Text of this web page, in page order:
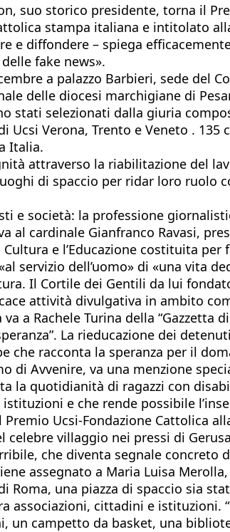
suo storico presidente, torna il
stampa italiana e intitolato
e diffondere – spiega
fake news».
a palazzo Barbieri, sede del
delle diocesi marchigiane di
stati selezionati dalla giuria
Ucsi Verona, Trento e Veneto .
Italia.
attraverso la riabilitazione del
di spaccio per ridar loro
e società: la professione
al cardinale Gianfranco Ravasi,
e l’Educazione costituita
servizio dell’uomo» di «una vita
Il Cortile dei Gentili da lui
attività divulgativa in ambito
a Rachele Turina della
La rieducazione dei
che racconta la speranza per il
di Avvenire, va una menzione
la quotidianità di ragazzi con
e che rende possibile
Ucsi-Fondazione Cattolica
villaggio nei pressi di
che diventa segnale concreto
assegnato a Maria Luisa
Roma, una piazza di spaccio sia
associazioni, cittadini e istituzioni.
un campetto da basket, una